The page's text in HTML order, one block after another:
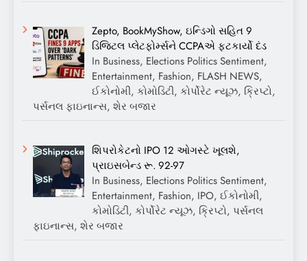
Zepto, BookMyShow, ઇન્ડિગો સહિત 9
ડિજિટલ પ્લેટફોર્મ્સને CCPAએ ફટકાર્યો દંડ
In Business, Elections Politics Sentiment,
Entertainment, Fashion, FLASH NEWS,
ઈકોનોમી, કોમોડિટી, કોર્પોરેટ ન્યૂઝ, ક્રિપ્ટો,
પર્સનલ ફાઇનાન્સ, શેર બજાર
શિપરોકેટનો IPO 12 ઓગસ્ટે ખૂલશે,
પ્રાઇસબેન્ડ રૂ. 92-97
In Business, Elections Politics Sentiment,
Entertainment, Fashion, IPO, ઈકોનોમી,
કોમોડિટી, કોર્પોરેટ ન્યૂઝ, ક્રિપ્ટો, પર્સનલ
ફાઇનાન્સ, શેર બજાર